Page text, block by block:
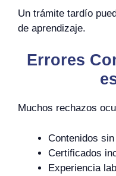
Un trámite tardío
de aprendizaje.
Errores
Muchos rechazos
Contenidos
Certificados
Experiencia